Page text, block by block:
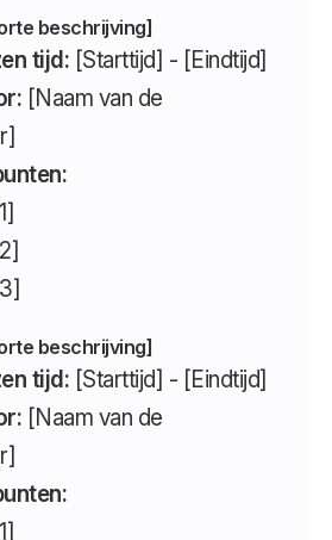
beschrijving]
tijd: [Starttijd] - [Eindtijd]
[Naam van de
beschrijving]
tijd: [Starttijd] - [Eindtijd]
[Naam van de